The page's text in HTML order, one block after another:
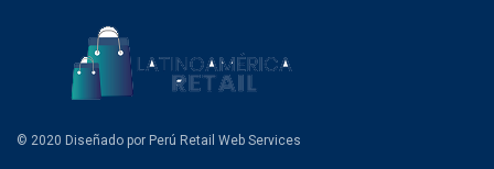
© 2020 Diseñado por Perú Retail Web Services